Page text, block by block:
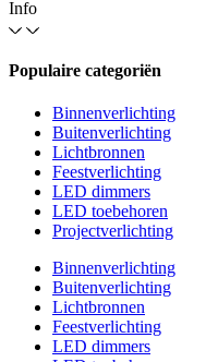
Info
Populaire categoriën
Binnenverlichting
Buitenverlichting
Lichtbronnen
Feestverlichting
LED dimmers
LED toebehoren
Projectverlichting
Binnenverlichting
Buitenverlichting
Lichtbronnen
Feestverlichting
LED dimmers